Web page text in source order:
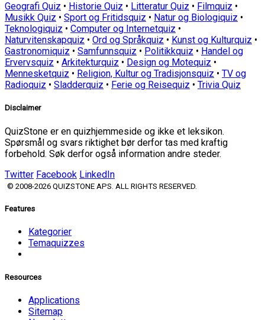
Geografi Quiz • Historie Quiz • Litteratur Quiz • Filmquiz •
Musikk Quiz • Sport og Fritidsquiz • Natur og Biologiquiz •
Teknologiquiz • Computer og Internetquiz •
Naturvitenskapquiz • Ord og Språkquiz • Kunst og Kulturquiz •
Gastronomiquiz • Samfunnsquiz • Politikkquiz • Handel og
Ervervsquiz • Arkitekturquiz • Design og Motequiz •
Mennesketquiz • Religion, Kultur og Tradisjonsquiz • TV og
Radioquiz • Sladderquiz • Ferie og Reisequiz • Trivia Quiz
Disclaimer
QuizStone er en quizhjemmeside og ikke et leksikon.
Spørsmål og svars riktighet bør derfor tas med kraftig
forbehold. Søk derfor også information andre steder.
Twitter Facebook LinkedIn
© 2008-2026 QUIZSTONE APS. ALL RIGHTS RESERVED.
Features
Kategorier
Temaquizzes
Resources
Applications
Sitemap